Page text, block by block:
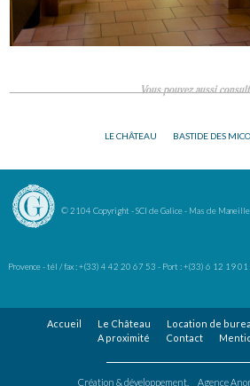
Vous pouvez aussi
LE CHÂTEAU BASTIDE DES
© 2104 Copyright - SCI de Galice - Mas de
Provence - tél / fax : +(33) 4 42 20 67 53 - Port : +(33) 6 12 19 01
Accueil Le Château Location de
A proximité
Contact
Création & développement, Agence